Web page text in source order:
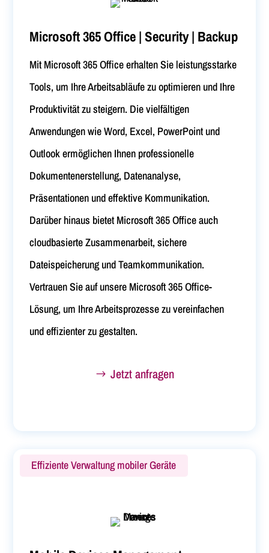
Microsoft 365 Office | Security | Backup
Mit Microsoft 365 Office erhalten Sie leistungsstarke
Tools, um Ihre Arbeitsabläufe zu optimieren und Ihre
Produktivität zu steigern. Die vielfältigen
Anwendungen wie Word, Excel, PowerPoint und
Outlook ermöglichen Ihnen professionelle
Dokumentenerstellung, Datenanalyse,
Präsentationen und effektive Kommunikation.
Darüber hinaus bietet Microsoft 365 Office auch
cloudbasierte Zusammenarbeit, sichere
Dateispeicherung und Teamkommunikation.
Vertrauen Sie auf unsere Microsoft 365 Office-
Lösung, um Ihre Arbeitsprozesse zu vereinfachen
und effizienter zu gestalten.
Jetzt anfragen
Effiziente Verwaltung mobiler Geräte